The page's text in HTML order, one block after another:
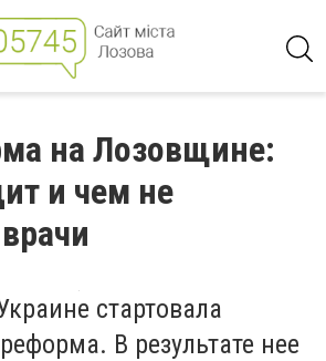
на Лозовщине:
и чем не
стартовала
В результате нее